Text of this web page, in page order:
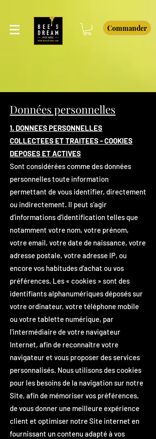
Commander
Données personnelles
1. DONNEES PERSONNELLES
COLLECTEES ET TRAITEES - COOKIES
DEPOSES ET ACTIVES
Sont considérées comme des données
personnelles toute information
permettant de vous identifier, directement
ou indirectement. Il peut s’agir
d’informations d’identification telles que
notamment votre nom, votre prénom,
votre email, votre date de naissance, votre
adresse postale, votre adresse IP, ou
encore vos habitudes d’achat ou vos
préférences. Les « cookies » sont des
identifiants alphanumériques déposés sur
votre ordinateur, votre téléphone mobile
ou votre tablette numérique, par
l'intermédiaire de votre navigateur
Internet, afin de reconnaître votre
navigateur et vous proposer des services
personnalisés. Nous utilisons des cookies
pour les besoins de la navigation sur notre
Site, afin de mémoriser vos préférences,
de vous donner une meilleure expérience
client et optimiser notre Site internet en
fournissant un contenu adapté à vos